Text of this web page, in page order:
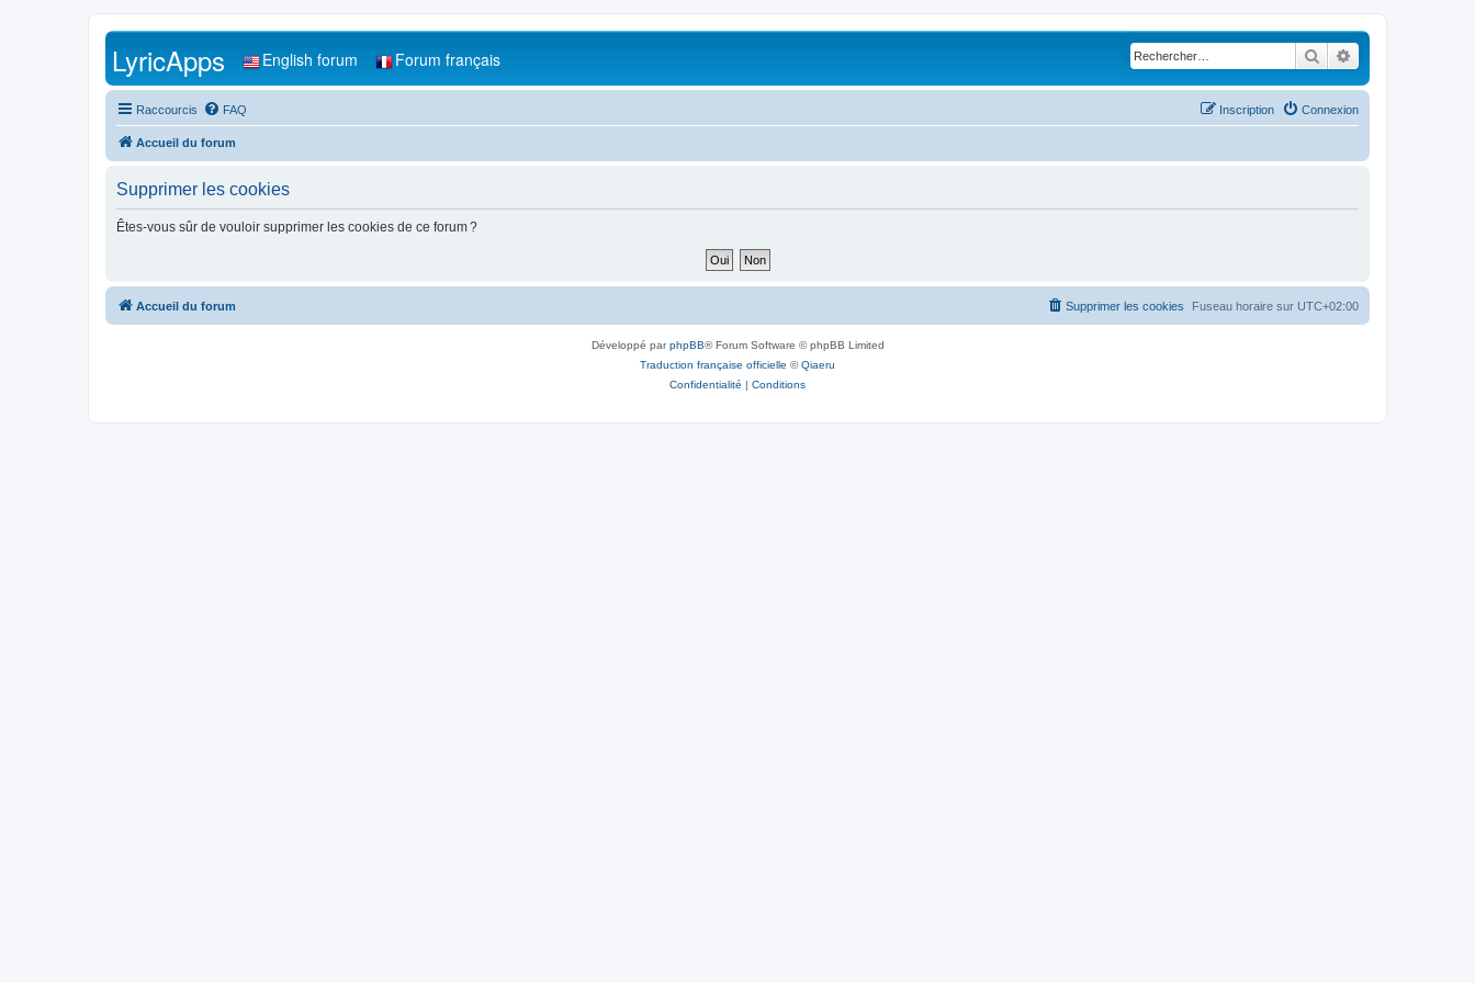
Rechercher
LyricApps English forum Forum français
Raccourcis FAQ Connexion
Inscription
Accueil du forum
Supprimer les cookies
Êtes-vous sûr de vouloir supprimer les cookies de ce forum ?
Accueil du forum Fuseau horaire sur UTC+02:00
Supprimer les cookies
Développé parphpBB® Forum Software © phpBB Limited
Traduction française officielle ©Qiaeru
Confidentialité | Conditions